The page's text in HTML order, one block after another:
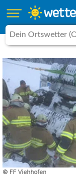
© FF Viehhofen